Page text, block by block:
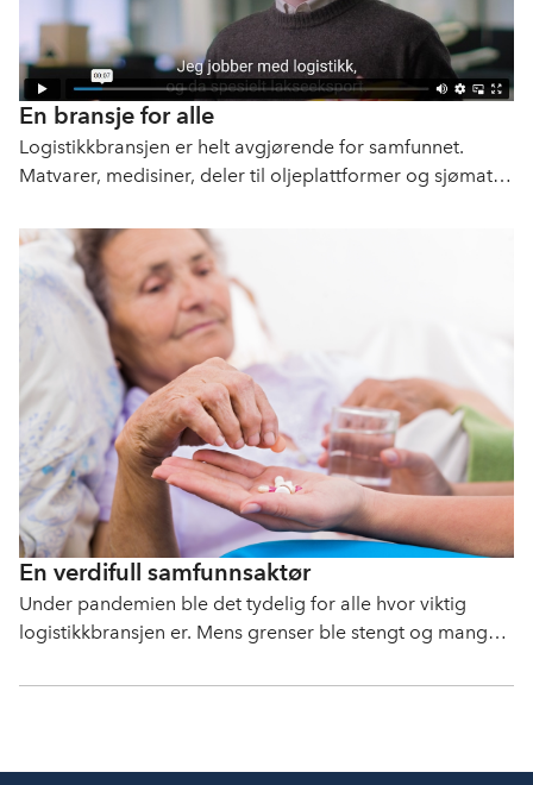
En bransje for alle
Logistikkbransjen er helt avgjørende for samfunnet.
Matvarer, medisiner, deler til oljeplattformer og sjømat
skal.
En verdifull samfunnsaktør
Under pandemien ble det tydelig for alle hvor viktig
logistikkbransjen er. Mens grenser ble stengt og mange
Norge i gang.